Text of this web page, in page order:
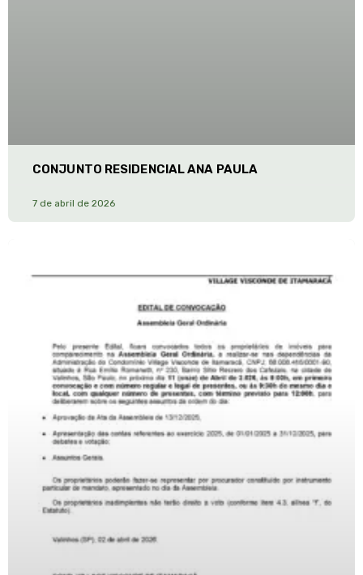
CONJUNTO RESIDENCIAL ANA PAULA
7 de abril de 2026